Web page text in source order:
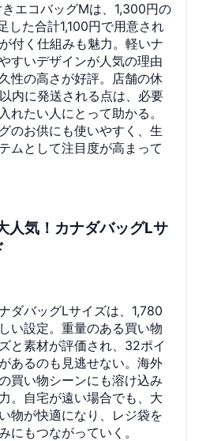
エコバッグMは、1,300円の
した合計1,100円で用意され
付く仕組みも魅力。軽いナ
すいデザインが人気の理由
性の高さが好評。店舗の休
内に発送される点は、必要
れたい人にとって助かる。
のお供にも使いやすく、生
ムとして注目度が高まって
人気！カナダバッグLサ
ダバッグLサイズは、1,780
い設定。重量のある買い物
と素材が評価され、32ポイ
あるのも見逃せない。海外
買い物シーンにも溶け込み
。自宅が遠い場合でも、大
物が快適になり、レジ袋を
にもつながっていく。